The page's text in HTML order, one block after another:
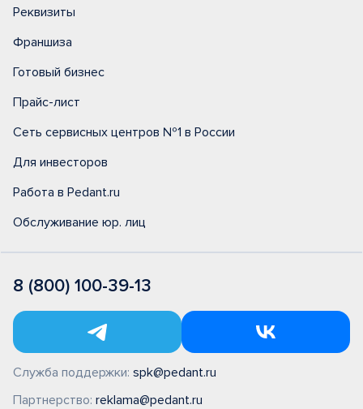
Реквизиты
Франшиза
Готовый бизнес
Прайс-лист
Сеть сервисных центров №1 в России
Для инвесторов
Работа в Pedant.ru
Обслуживание юр. лиц
8 (800) 100-39-13
Служба поддержки: spk@pedant.ru
Партнерство: reklama@pedant.ru